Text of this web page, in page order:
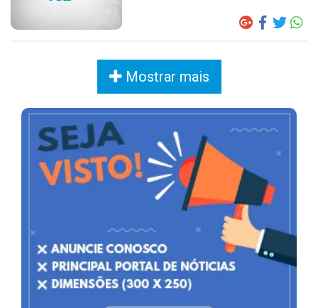
Mostrar mais